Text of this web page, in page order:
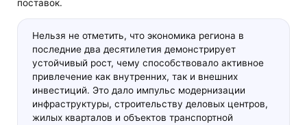
поставок.
Нельзя не отметить, что экономика региона в
последние два десятилетия демонстрирует
устойчивый рост, чему способствовало активное
привлечение как внутренних, так и внешних
инвестиций. Это дало импульс модернизации
инфраструктуры, строительству деловых центров,
жилых кварталов и объектов транспортной